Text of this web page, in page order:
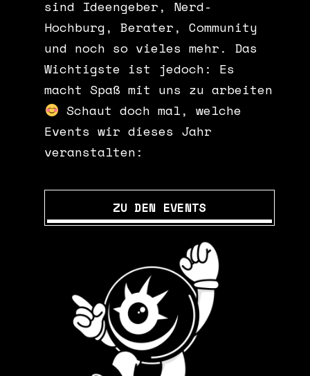
sind Ideengeber, Nerd-
Hochburg, Berater, Community
und noch so vieles mehr. Das
Wichtigste ist jedoch: Es
macht Spaß mit uns zu arbeiten
Schaut doch mal, welche
Events wir dieses Jahr
veranstalten:
ZU DEN EVENTS